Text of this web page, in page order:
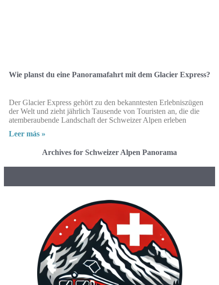
Wie planst du eine Panoramafahrt mit dem Glacier Express?
Der Glacier Express gehört zu den bekanntesten Erlebniszügen
der Welt und zieht jährlich Tausende von Touristen an, die die
atemberaubende Landschaft der Schweizer Alpen erleben
Leer más »
Archives for Schweizer Alpen Panorama